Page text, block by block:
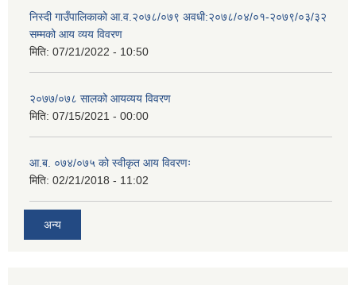
निस्दी गाउँपालिकाको आ.व.२०७८/०७९ अवधी:२०७८/०४/०१-२०७९/०३/३२
सम्मको आय व्यय विवरण
मिति: 07/21/2022 - 10:50
२०७७/०७८ सालको आयव्यय विवरण
मिति: 07/15/2021 - 00:00
आ.ब. ०७४/०७५ को स्वीकृत आय विवरणः
मिति: 02/21/2018 - 11:02
अन्य